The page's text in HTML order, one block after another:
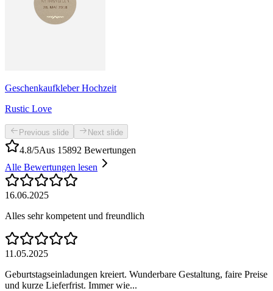
Geschenkaufkleber Hochzeit
Rustic Love
Previous slide Next slide
4.8/5Aus 15892 Bewertungen
Alle Bewertungen lesen
16.06.2025
Alles sehr kompetent und freundlich
11.05.2025
Geburtstagseinladungen kreiert. Wunderbare Gestaltung, faire Preise
und kurze Lieferfrist. Immer wie...